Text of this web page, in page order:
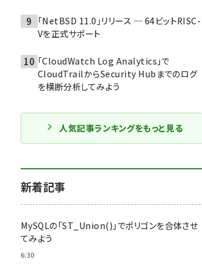
「NetBSD 11.0」リリース ─ 64ビットRISC-
Vを正式サポート
「CloudWatch Log Analytics」で
CloudTrailからSecurity Hubまでのログ
を横断分析してみよう
人気記事ランキングをもっと見る
新着記事
MySQLの「ST_Union()」でポリゴンを合体させ
てみよう
6:30